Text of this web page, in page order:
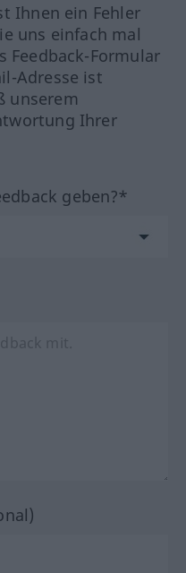
Ihnen ein Fehler
uns einfach mal
Feedback-Formular
Adresse ist
unserem
Ihrer
geben?*